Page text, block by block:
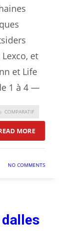
et
et Life
1 à 4 —
COMPARATIF
MORE:
NO COMMENTS